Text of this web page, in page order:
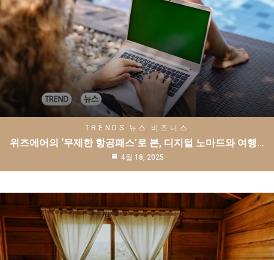
TRENDS 뉴스 비즈니스
위즈에어의 ‘무제한 항공패스’로 본, 디지털 노마드와 여행…
4월 18, 2025